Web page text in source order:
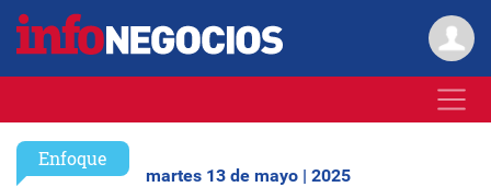
Enfoque
martes 13 de mayo | 2025